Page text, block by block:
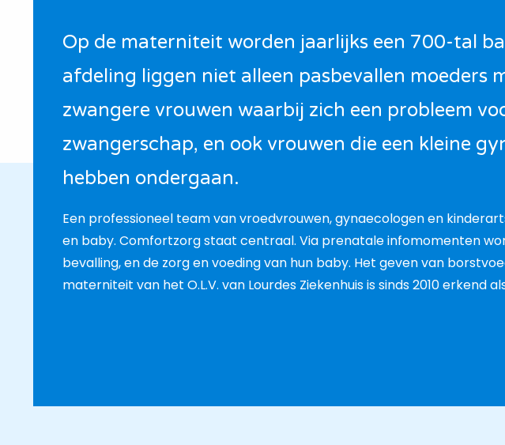
Op de materniteit worden jaarlijks een 700-tal
afdeling liggen niet alleen pasbevallen moeders
zwangere vrouwen waarbij zich een probleem
zwangerschap, en ook vrouwen die een kleine
hebben ondergaan.
Een professioneel team van vroedvrouwen, gynaecologen en
en baby. Comfortzorg staat centraal. Via prenatale infomomenten
bevalling, en de zorg en voeding van hun baby. Het geven van
materniteit van het O.L.V. van Lourdes Ziekenhuis is sinds 2010 erkend